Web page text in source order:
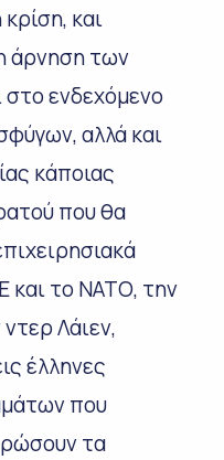
και
άρνηση των
ενδεχόμενο
αλλά και
κάποιας
που θα
και το ΝΑΤΟ, την
Λάιεν,
έλληνες
που
τα